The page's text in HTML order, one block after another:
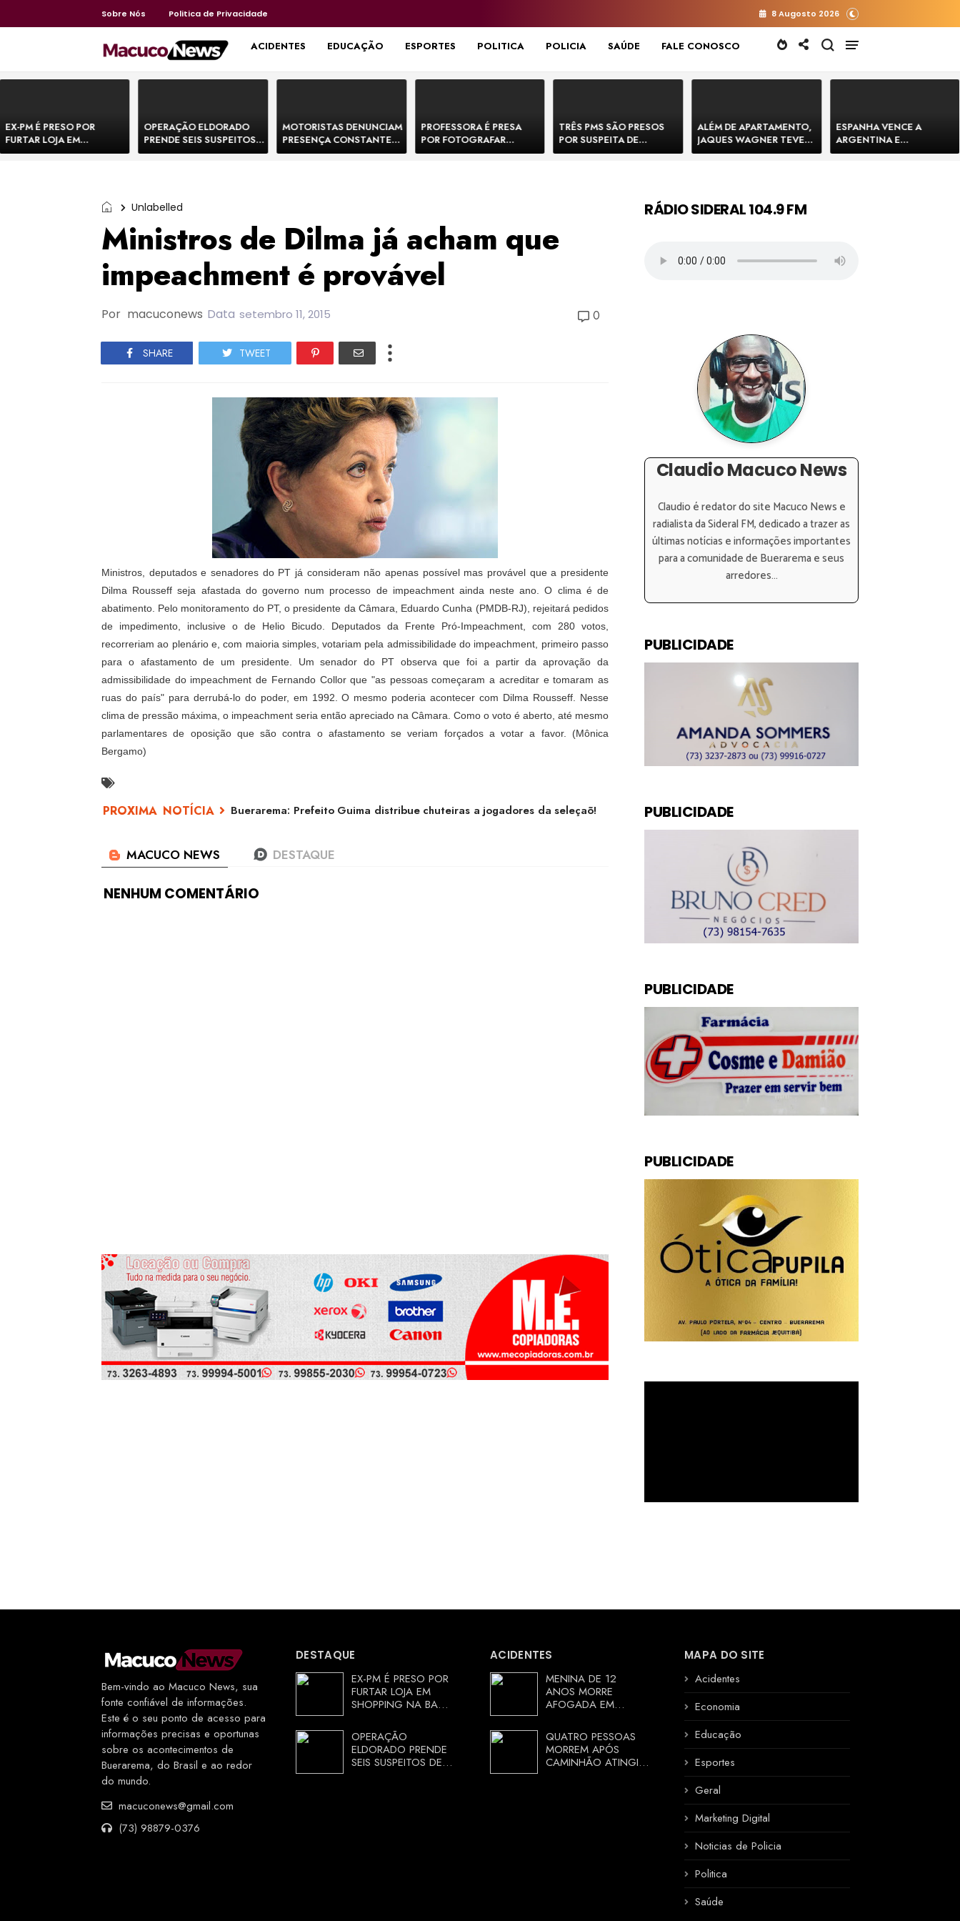
Sobre Nós Politica de Privacidade 8 Augosto 2026
HOME ACIDENTES EDUCAÇÃO ESPORTES POLITICA POLICIA SAÚDE FALE CONOSCO
EX-PM É PRESO POR
FURTAR LOJA EM
SHOPPING NA BAHIA E
OPERAÇÃO ELDORADO
PRENDE SEIS SUSPEITOS
DE MOVIMENTAR R$ 25
MOTORISTAS DENUNCIAM
PRESENÇA CONSTANTE
DE BOVINOS NA BR-330 E
PROFESSORA É PRESA
POR FOTOGRAFAR
PARTES ÍNTIMAS DE
TRÊS PMS SÃO PRESOS
POR SUSPEITA DE
EXECUTAR DOIS HOMENS
ALÉM DE APARTAMENTO,
JAQUES WAGNER TEVE
VENDA DE TERRENO PARA
ESPANHA VENCE A
ARGENTINA E
CONQUISTA A COPA DO
Unlabelled
Ministros de Dilma já acham que
impeachment é provável
Por macuconews Data setembro 11, 2015 0
SHARE TWEET
Ministros, deputados e senadores do PT já consideram não apenas possível mas provável que a presidente
Dilma Rousseff seja afastada do governo num processo de impeachment ainda neste ano. O clima é de
abatimento. Pelo monitoramento do PT, o presidente da Câmara, Eduardo Cunha (PMDB-RJ), rejeitará pedidos
de impedimento, inclusive o de Helio Bicudo. Deputados da Frente Pró-Impeachment, com 280 votos,
recorreriam ao plenário e, com maioria simples, votariam pela admissibilidade do impeachment, primeiro passo
para o afastamento de um presidente. Um senador do PT observa que foi a partir da aprovação da
admissibilidade do impeachment de Fernando Collor que "as pessoas começaram a acreditar e tomaram as
ruas do país" para derrubá-lo do poder, em 1992. O mesmo poderia acontecer com Dilma Rousseff. Nesse
clima de pressão máxima, o impeachment seria então apreciado na Câmara. Como o voto é aberto, até mesmo
parlamentares de oposição que são contra o afastamento se veriam forçados a votar a favor. (Mônica
Bergamo)
Buerarema: Prefeito Guima distribue chuteiras a jogadores da seleçaõ!
NENHUM COMENTÁRIO
RÁDIO SIDERAL 104.9 FM
Claudio Macuco News
Claudio é redator do site Macuco News e
radialista da Sideral FM, dedicado a trazer as
últimas notícias e informações importantes
para a comunidade de Buerarema e seus
arredores...
PUBLICIDADE
PUBLICIDADE
PUBLICIDADE
PUBLICIDADE
Bem-vindo ao Macuco News, sua
fonte confiável de informações.
Este é o seu ponto de acesso para
informações precisas e oportunas
sobre os acontecimentos de
Buerarema, do Brasil e ao redor
do mundo.
macuconews@gmail.com
(73) 98879-0376
DESTAQUE
EX-PM É PRESO POR
FURTAR LOJA EM
SHOPPING NA BAHIA
CORRENDO DE
DELEGACIA
OPERAÇÃO
ELDORADO PRENDE
SEIS SUSPEITOS DE
ACIDENTES
MENINA DE 12
ANOS MORRE
AFOGADA EM
RURAL DE ARACI,
BAHIA; POLÍCIA
INVESTIGA
CIRCUNSTÂNCIAS
QUATRO PESSOAS
MORREM APÓS
CAMINHÃO ATINGIR
MAPA DO SITE
Acidentes
Economia
Educação
Esportes
Geral
Marketing Digital
Noticias de Policia
Politica
Saúde